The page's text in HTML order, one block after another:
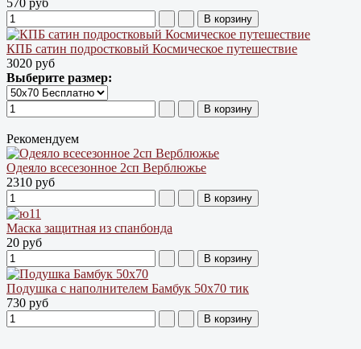
КПБ сатин подростковый Космическое путешествие
3020 руб
Выберите размер:
Рекомендуем
Одеяло всесезонное 2сп Верблюжье
2310 руб
Маска защитная из спанбонда
20 руб
Подушка с наполнителем Бамбук 50х70 тик
730 руб